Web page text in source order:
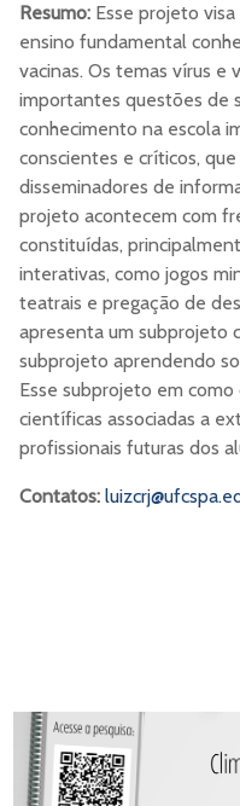
Resumo: Esse projeto
ensino fundamental
vacinas. Os temas vírus e
importantes questões de
conhecimento na escola
conscientes e críticos,
disseminadores de
projeto acontecem com
constituídas,
interativas, como jogos
teatrais e pregação de
apresenta um subprojeto
subprojeto aprendendo
Esse subprojeto em
científicas associadas a
profissionais futuras dos
Contatos: